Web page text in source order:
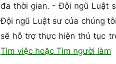
đa thời gian. - Đội ngũ Luật
Đội ngũ Luật sư của chúng
sẽ hỗ trợ thực hiện thủ tục
Tìm việc hoặc Tìm người làm